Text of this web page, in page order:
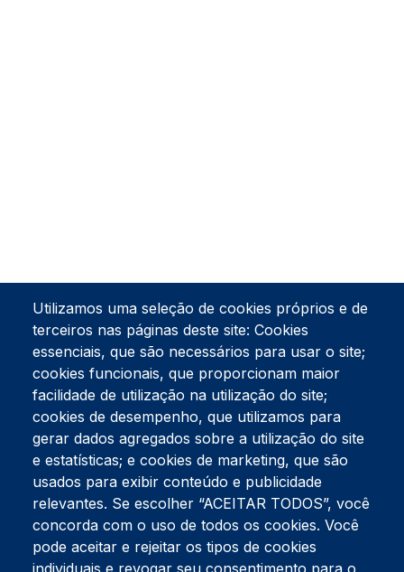
Tel:234 390 100Fax:234 390 100
Endereço Postal
Apartado 42
Rua Gil Eanes 31
3834-908 Gafanha da Nazaré
Estúdios
Rua Prior Guerra
Edifício do Centro Cultural da Gafanha da Nazaré
Utilizamos uma seleção de cookies próprios e de
terceiros nas páginas deste site: Cookies
essenciais, que são necessários para usar o site;
cookies funcionais, que proporcionam maior
facilidade de utilização na utilização do site;
cookies de desempenho, que utilizamos para
gerar dados agregados sobre a utilização do site
e estatísticas; e cookies de marketing, que são
usados para exibir conteúdo e publicidade
relevantes. Se escolher “ACEITAR TODOS”, você
concorda com o uso de todos os cookies. Você
pode aceitar e rejeitar os tipos de cookies